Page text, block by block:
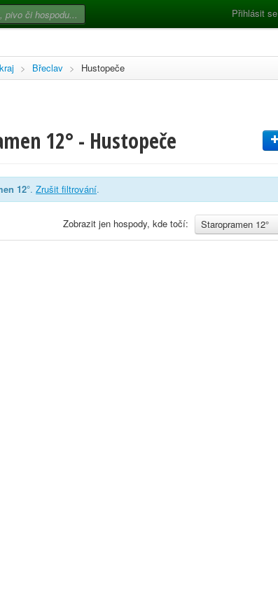
Přihlásit se
> Břeclav > Hustopeče
12° - Hustopeče
12°. Zrušit filtrování.
Staropramen 12°
Zobrazit jen hospody, kde točí: